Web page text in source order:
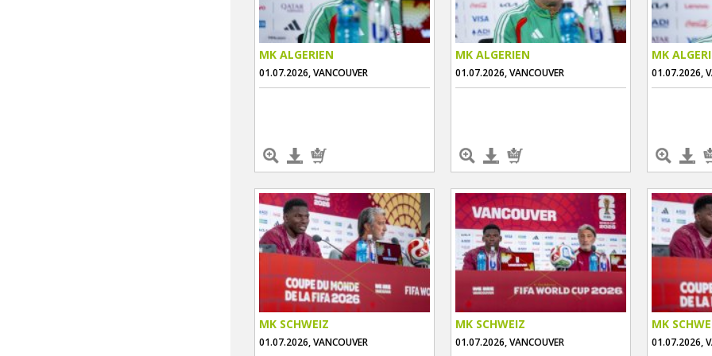
MK ALGERIEN
01.07.2026, VANCOUVER
MK ALGERIEN
01.07.2026, VANCOUVER
MK
01.07.2026,
MK SCHWEIZ
01.07.2026, VANCOUVER
MK SCHWEIZ
01.07.2026, VANCOUVER
MK
01.07.2026,